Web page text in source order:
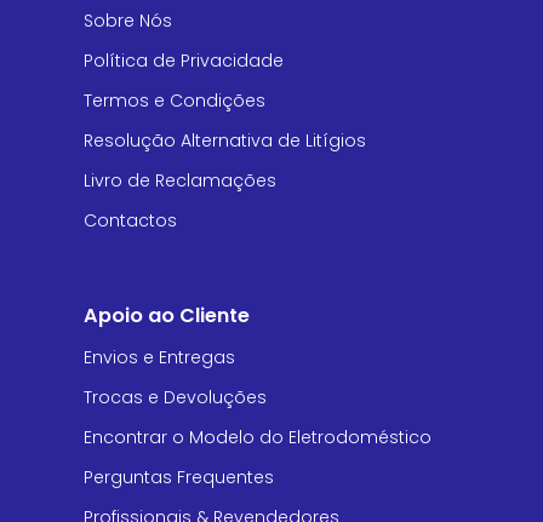
Sobre Nós
Política de Privacidade
Termos e Condições
Resolução Alternativa de Litígios
Livro de Reclamações
Contactos
Apoio ao Cliente
Envios e Entregas
Trocas e Devoluções
Encontrar o Modelo do Eletrodoméstico
Perguntas Frequentes